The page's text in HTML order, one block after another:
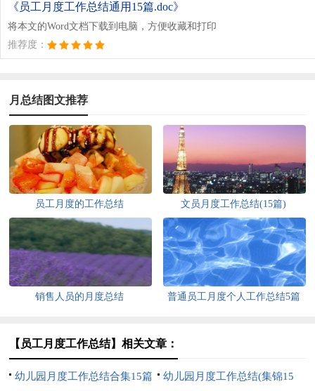
《员工月度工作总结通用15篇.doc》
将本文的Word文档下载到电脑，方便收藏和打印
推荐度：
月总结图文推荐
员工月度的工作总结 文员月度工作总结(15篇)
销售人员的月度总结 普通员工月度个人工作总结5篇
【员工月度工作总结】相关文章：
幼儿园月度工作总结合集15篇 幼儿园月度工作总结(集锦15